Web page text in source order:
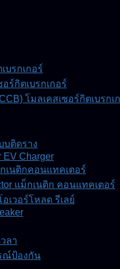
บรกเกอร์
ร์กิตเบรกเกอร์
โมลเคสเซอร์กิตเบรก
บติดราง
EV Charger
เนติกคอนแทคเตอร์
แม็กเนติก คอนแทคเตอร์
เวอร์โหลด รีเลย์
ลา
ณ์ป้องกัน